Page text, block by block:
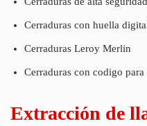
Cerraduras con huella
Cerraduras Leroy Merlin
Cerraduras con codigo
Extracción de